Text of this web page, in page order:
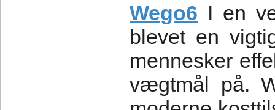
Wego6 I en
blevet en
mennesker
vægtmål på.